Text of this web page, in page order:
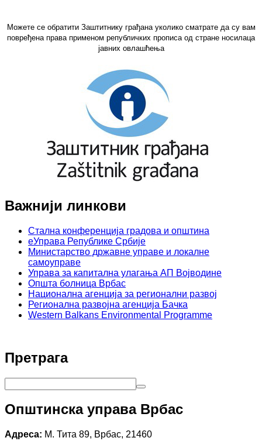
Можете се обратити Заштитнику грађана уколико сматрате да су вам
повређена права применом републичких прописа од стране носилаца
јавних овлашћења
Важнији линкови
Стална конференција градова и општина
еУправа Републике Србије
Министарство државне управе и локалне
самоуправе
Управа за капитална улагања АП Војводине
Општа болница Врбас
Национална агенција за регионални развој
Регионална развојна агенција Бачка
Western Balkans Environmental Programme
Претрага
Општинска управа Врбас
Адреса: М. Тита 89, Врбас, 21460